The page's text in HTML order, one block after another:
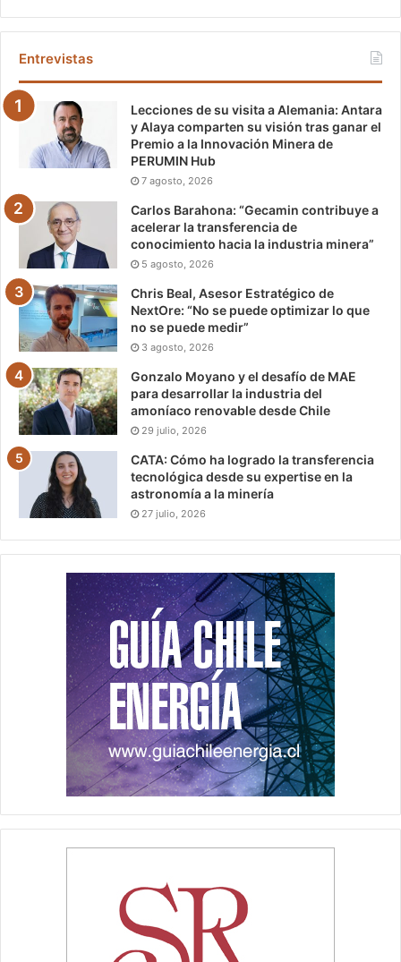
Entrevistas
Lecciones de su visita a Alemania: Antara
y Alaya comparten su visión tras ganar el
Premio a la Innovación Minera de
PERUMIN Hub
7 agosto, 2026
Carlos Barahona: “Gecamin contribuye a
acelerar la transferencia de
conocimiento hacia la industria minera”
5 agosto, 2026
Chris Beal, Asesor Estratégico de
NextOre: “No se puede optimizar lo que
no se puede medir”
3 agosto, 2026
Gonzalo Moyano y el desafío de MAE
para desarrollar la industria del
amoníaco renovable desde Chile
29 julio, 2026
CATA: Cómo ha logrado la transferencia
tecnológica desde su expertise en la
astronomía a la minería
27 julio, 2026